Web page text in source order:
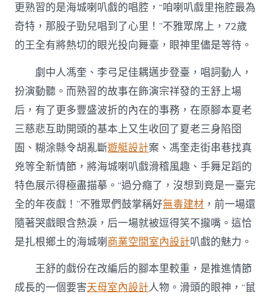
更熟習的是海城喇叭戲的唱腔，“咱喇叭戲里拖腔最為
奇特，那股子勁兒唱到了心里！”不雅眾席上，72歲
的王全有將熱切的眼光投向舞臺，眼神里儘是等待。
劇中人馮奎、李弓足佳耦邁步登臺，唱詞動人，
扮演動聽。而熟習的故事在飾演宗祥發的王舒上場
后，有了更多豐盛波折的內在的事務，在原腳本夏老
三慈悲互助開頭的基本上又生收回了夏老三身陷囹
圄、糊涂縣令胡亂斷遊艇設計案、馮奎走街串巷找真
兇等全新情節，將海城喇叭戲滑稽風趣、手舞足蹈的
特色展示得極盡描摹。“過分癮了，沒想到竟是一臺完
全的年夜戲！”不雅眾們鼓掌稱好無毒建材 ，前一場還
隨著哭戲眼含熱淚，后一場就被逗得笑不攏嘴。這恰
是扎根鄉土的海城喇商業空間室內設計叭戲的魅力。
王舒的戲份在改編后的腳本里較重，是推進情節
成長的一個要害天母室內設計人物。滑頭的眼神，“鼠